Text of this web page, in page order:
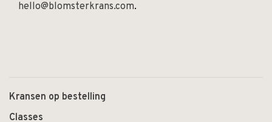
hello@blomsterkrans.com.
Kransen op bestelling
Classes